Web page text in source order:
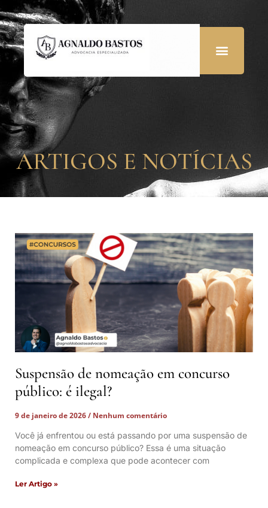
ARTIGOS E NOTÍCIAS
Suspensão de nomeação em concurso
público: é ilegal?
9 de janeiro de 2026
Nenhum comentário
Você já enfrentou ou está passando por uma suspensão de
nomeação em concurso público? Essa é uma situação
complicada e complexa que pode acontecer com
Ler Artigo »